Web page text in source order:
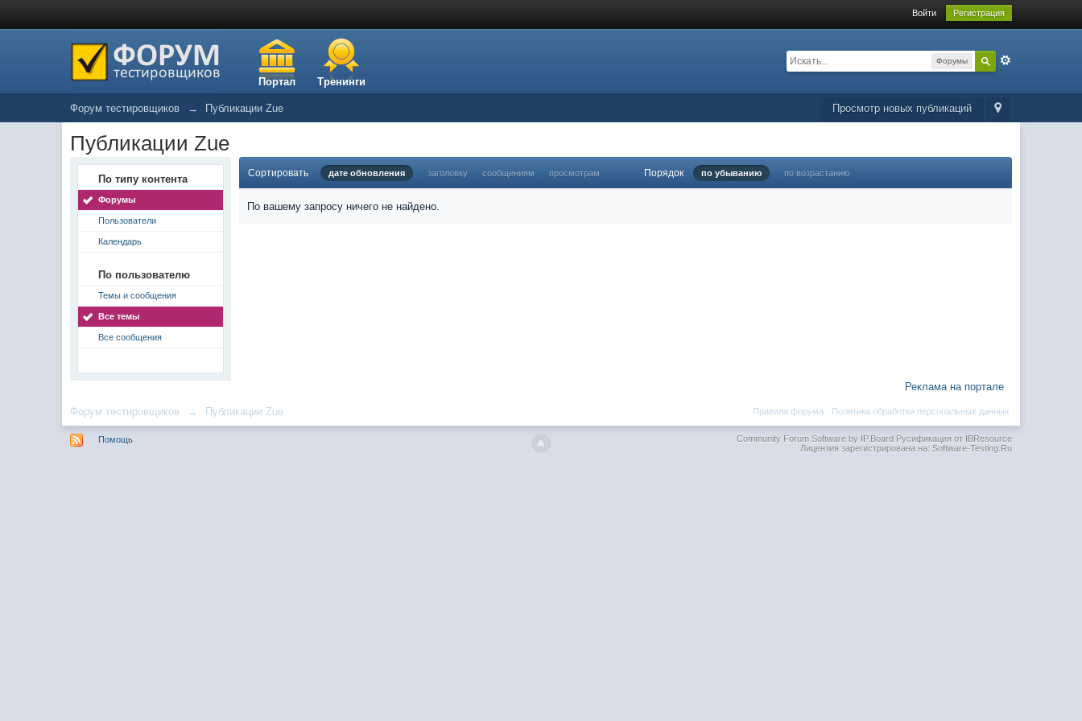
Войти Регистрация
Портал Тренинги
Форумы
Просмотр новых публикаций
Форум тестировщиков → Публикации Zue
Публикации Zue
По типу контента
Форумы
Пользователи
Календарь
По пользователю
Темы и сообщения
Все темы
Все сообщения
Сортировать дате обновления заголовку сообщениям просмотрам Порядок по убыванию по возрастанию
По вашему запросу ничего не найдено.
Реклама на портале
Форум тестировщиков → Публикации Zue Политика обработки персональных данных
Правила форума ·
Помощь Community Forum Software by IP.BoardРусификация от IBResource
Лицензия зарегистрирована на: Software-Testing.Ru